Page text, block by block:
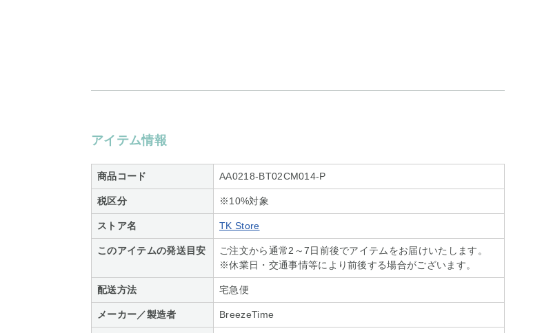
アイテム情報
商品コード AA0218-BT02CM014-P
税区分 ※10%対象
ストア名 TK Store
このアイテムの発送目安
ご注文から通常2～7日前後でアイテムをお届けいたします。
※休業日・交通事情等により前後する場合がございます。
配送方法 宅急便
メーカー／製造者 BreezeTime